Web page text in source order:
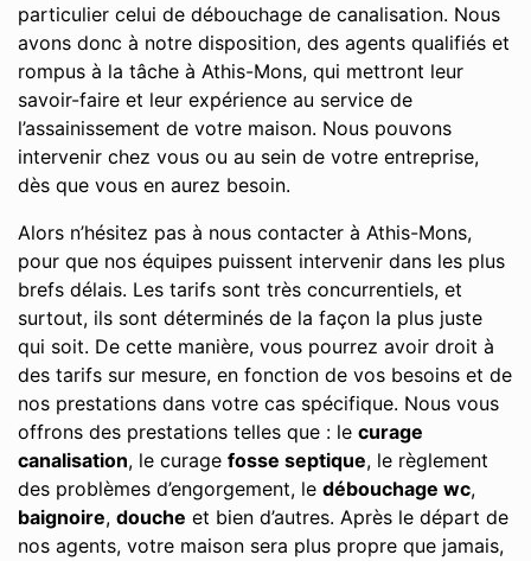
particulier celui de débouchage de canalisation. Nous
avons donc à notre disposition, des agents qualifiés et
rompus à la tâche à Athis-Mons, qui mettront leur
savoir-faire et leur expérience au service de
l’assainissement de votre maison. Nous pouvons
intervenir chez vous ou au sein de votre entreprise,
dès que vous en aurez besoin.
Alors n’hésitez pas à nous contacter à Athis-Mons,
pour que nos équipes puissent intervenir dans les plus
brefs délais. Les tarifs sont très concurrentiels, et
surtout, ils sont déterminés de la façon la plus juste
qui soit. De cette manière, vous pourrez avoir droit à
des tarifs sur mesure, en fonction de vos besoins et de
nos prestations dans votre cas spécifique. Nous vous
offrons des prestations telles que : le curage
canalisation, le curage fosse septique, le règlement
des problèmes d’engorgement, le débouchage wc,
baignoire, douche et bien d’autres. Après le départ de
nos agents, votre maison sera plus propre que jamais,